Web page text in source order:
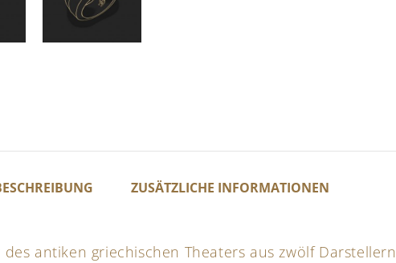
ZUSÄTZLICHE INFORMATIONEN
antiken griechischen Theaters aus zwölf Darstellern